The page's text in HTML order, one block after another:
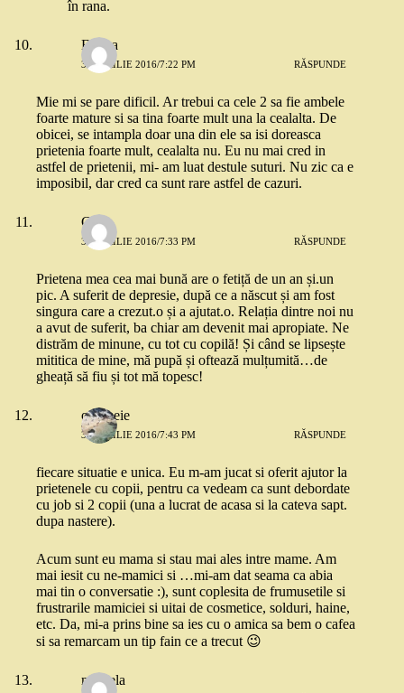
în rana.
Emma
30 APRILIE 2016/7:22 PM RĂSPUNDE
Mie mi se pare dificil. Ar trebui ca cele 2 sa fie ambele
foarte mature si sa tina foarte mult una la cealalta. De
obicei, se intampla doar una din ele sa isi doreasca
prietenia foarte mult, cealalta nu. Eu nu mai cred in
astfel de prietenii, mi- am luat destule suturi. Nu zic ca e
imposibil, dar cred ca sunt rare astfel de cazuri.
Cătă
30 APRILIE 2016/7:33 PM RĂSPUNDE
Prietena mea cea mai bună are o fetiță de un an și.un
pic. A suferit de depresie, după ce a născut și am fost
singura care a crezut.o și a ajutat.o. Relația dintre noi nu
a avut de suferit, ba chiar am devenit mai apropiate. Ne
distrăm de minune, cu tot cu copilă! Și când se lipsește
mititica de mine, mă pupă și oftează mulțumită…de
gheață să fiu și tot mă topesc!
o femeie
30 APRILIE 2016/7:43 PM RĂSPUNDE
fiecare situatie e unica. Eu m-am jucat si oferit ajutor la
prietenele cu copii, pentru ca vedeam ca sunt debordate
cu job si 2 copii (una a lucrat de acasa si la cateva sapt.
dupa nastere).
Acum sunt eu mama si stau mai ales intre mame. Am
mai iesit cu ne-mamici si …mi-am dat seama ca abia
mai tin o conversatie :), sunt coplesita de frumusetile si
frustrarile mamiciei si uitai de cosmetice, solduri, haine,
etc. Da, mi-a prins bine sa ies cu o amica sa bem o cafea
si sa remarcam un tip fain ce a trecut 😉
mihaela